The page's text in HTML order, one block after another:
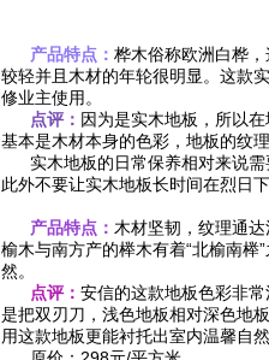
产品特点： 桦木俗称欧洲白桦
较轻并且木材的年轮很明显。这款
修业主使用。
点评： 因为是实木地板，所以
基本是木材本身的色彩，地板的纹
实木地板的日常保养相对来说
此外不要让实木地板长时间在烈日
产品特点： 木材坚韧，纹理通达
榆木与南方产的榉木有着“北榆南榉
然。
点评： 安信的这款地板色彩非
是把双刃刀，浅色地板相对深色地
用这款地板更能衬托出室内温馨自然